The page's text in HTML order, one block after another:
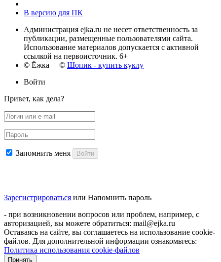
В версию для ПК
Администрация ejka.ru не несет ответственность за
публикации, размещенные пользователями сайта.
Использование материалов допускается с активной
ссылкой на первоисточник. 6+
© Ёжка © Шопик - купить куклу
Войти
Привет, как дела?
Запомнить меня Войти
Зарегистрироваться или Напомнить пароль
- при возникновении вопросов или проблем, например, с
авторизацией, вы можете обратиться: mail@ejka.ru
Оставаясь на сайте, вы соглашаетесь на использование cookie-
файлов. Для дополнительной информации ознакомьтесь:
Политика использования cookie-файлов
Принять